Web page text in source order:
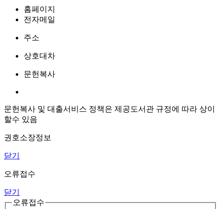
홈페이지
전자메일
주소
상호대차
문헌복사
문헌복사 및 대출서비스 정책은 제공도서관 규정에 따라 상이
할수 있음
권호소장정보
닫기
오류접수
닫기
오류접수